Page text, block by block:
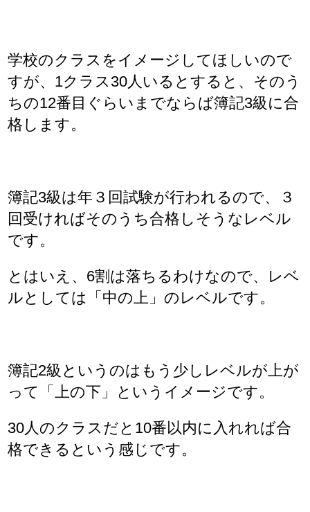
学校のクラスをイメージしてほしいので
すが、1クラス30人いるとすると、そのう
ちの12番目ぐらいまでならば簿記3級に合
格します。
簿記3級は年３回試験が行われるので、３
回受ければそのうち合格しそうなレベル
です。
とはいえ、6割は落ちるわけなので、レベ
ルとしては「中の上」のレベルです。
簿記2級というのはもう少しレベルが上が
って「上の下」というイメージです。
30人のクラスだと10番以内に入れれば合
格できるという感じです。